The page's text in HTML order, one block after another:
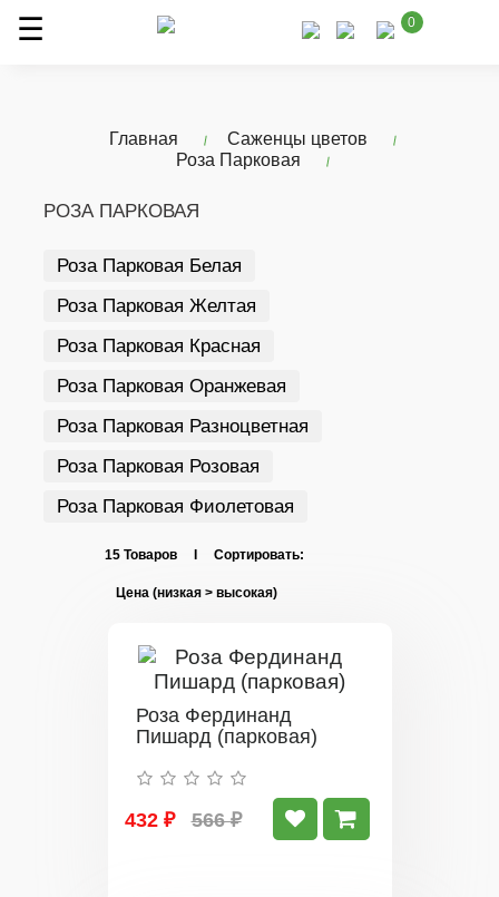
0
Главная
Саженцы цветов
Роза Парковая
РОЗА ПАРКОВАЯ
Роза Парковая Белая
Роза Парковая Желтая
Роза Парковая Красная
Роза Парковая Оранжевая
Роза Парковая Разноцветная
Роза Парковая Розовая
Роза Парковая Фиолетовая
15 Товаров I Сортировать:
Роза Фердинанд
Пишард (парковая)
432 ₽ 566 ₽